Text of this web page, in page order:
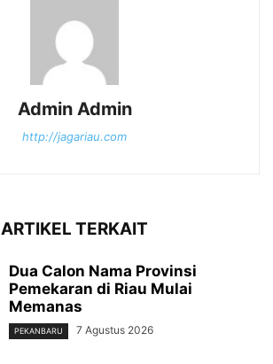
Admin Admin
http://jagariau.com
ARTIKEL TERKAIT
Dua Calon Nama Provinsi
Pemekaran di Riau Mulai
Memanas
PEKANBARU 7 Agustus 2026